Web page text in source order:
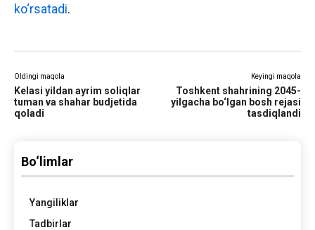
ko‘rsatadi.
Oldingi maqola
Kelasi yildan ayrim soliqlar
tuman va shahar budjetida
qoladi
Keyingi maqola
Toshkent shahrining 2045-
yilgacha bo‘lgan bosh rejasi
tasdiqlandi
Bo‘limlar
Yangiliklar
Tadbirlar